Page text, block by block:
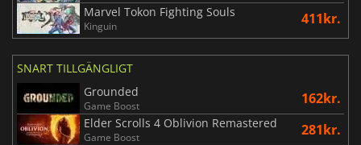
Marvel Tokon Fighting Souls
Kinguin 411kr.
SNART TILLGÄNGLIGT
Grounded
Game Boost 162kr.
Elder Scrolls 4 Oblivion Remastered
Game Boost 281kr.